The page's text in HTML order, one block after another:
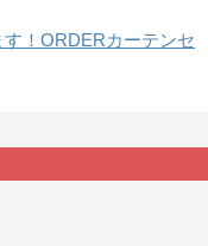
！ORDERカーテンセ